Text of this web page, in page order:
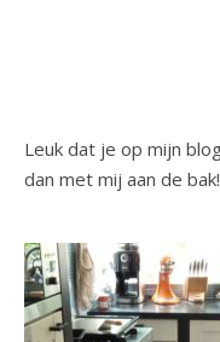
Leuk dat je op mijn
dan met mij aan de bak!